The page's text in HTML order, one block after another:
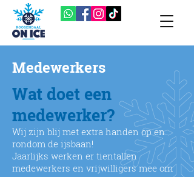
Medewerkers
Wat doet een
medewerker?
Wij zijn blij met extra handen op en
rondom de ijsbaan!
Jaarlijks werken er tientallen
medewerkers en vrijwilligers mee om